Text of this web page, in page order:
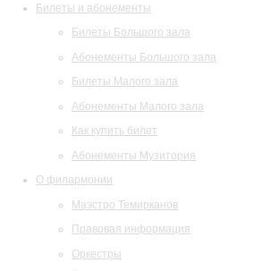
Билеты и абонементы
Билеты Большого зала
Абонементы Большого зала
Билеты Малого зала
Абонементы Малого зала
Как купить билет
Абонементы Музитория
О филармонии
Маэстро Темирканов
Правовая информация
Оркестры